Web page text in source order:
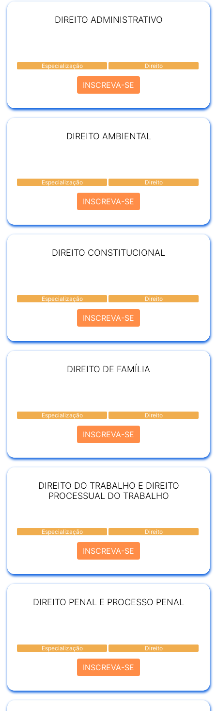
DIREITO ADMINISTRATIVO
Especialização Direito
INSCREVA-SE
DIREITO AMBIENTAL
Especialização Direito
INSCREVA-SE
DIREITO CONSTITUCIONAL
Especialização Direito
INSCREVA-SE
DIREITO DE FAMÍLIA
Especialização Direito
INSCREVA-SE
DIREITO DO TRABALHO E DIREITO
PROCESSUAL DO TRABALHO
Especialização Direito
INSCREVA-SE
DIREITO PENAL E PROCESSO PENAL
Especialização Direito
INSCREVA-SE